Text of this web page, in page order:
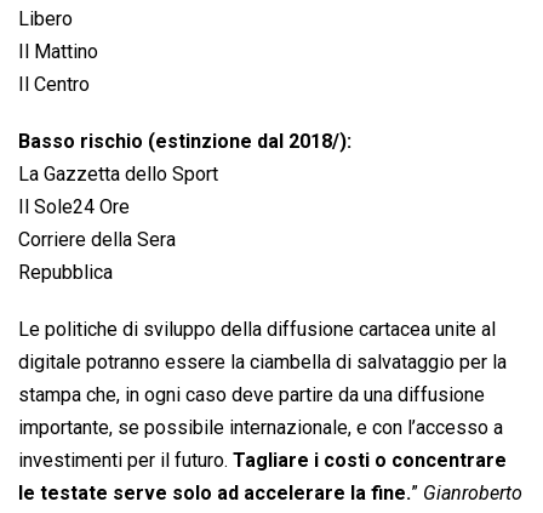
Libero
Il Mattino
Il Centro
Basso rischio (estinzione dal 2018/):
La Gazzetta dello Sport
Il Sole24 Ore
Corriere della Sera
Repubblica
Le politiche di sviluppo della diffusione cartacea unite al
digitale potranno essere la ciambella di salvataggio per la
stampa che, in ogni caso deve partire da una diffusione
importante, se possibile internazionale, e con l’accesso a
investimenti per il futuro. Tagliare i costi o concentrare
le testate serve solo ad accelerare la fine.” Gianroberto